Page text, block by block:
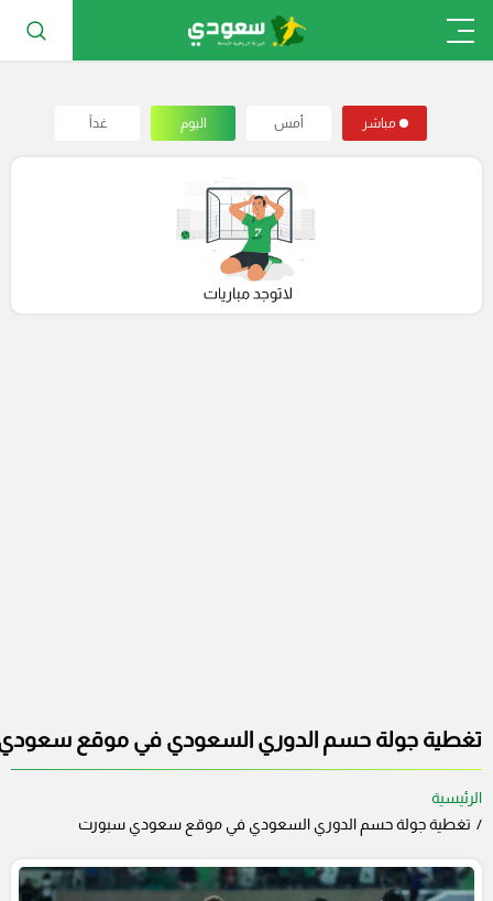
مباشر أمس اليوم غداً
تغطية جولة حسم الدوري السعودي في موقع
الرئيسية
تغطية جولة حسم الدوري السعودي في موقع سعودي سبورت